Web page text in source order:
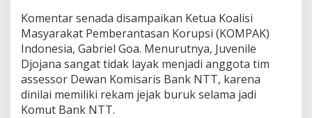
Komentar senada disampaikan Ketua Koalisi
Masyarakat Pemberantasan Korupsi (KOMPAK)
Indonesia, Gabriel Goa. Menurutnya, Juvenile
Djojana sangat tidak layak menjadi anggota tim
assessor Dewan Komisaris Bank NTT, karena
dinilai memiliki rekam jejak buruk selama jadi
Komut Bank NTT.